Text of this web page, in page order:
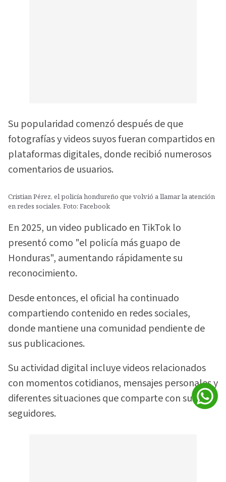
Su popularidad comenzó después de que
fotografías y videos suyos fueran compartidos en
plataformas digitales, donde recibió numerosos
comentarios de usuarios.
Cristian Pérez, el policía hondureño que volvió a llamar la atención
en redes sociales. Foto: Facebook
En 2025, un video publicado en TikTok lo
presentó como "el policía más guapo de
Honduras", aumentando rápidamente su
reconocimiento.
Desde entonces, el oficial ha continuado
compartiendo contenido en redes sociales,
donde mantiene una comunidad pendiente de
sus publicaciones.
Su actividad digital incluye videos relacionados
con momentos cotidianos, mensajes personales y
diferentes situaciones que comparte con sus
seguidores.